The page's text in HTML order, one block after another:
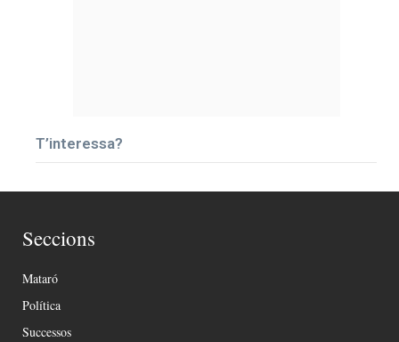
T’interessa?
Seccions
Mataró
Política
Successos